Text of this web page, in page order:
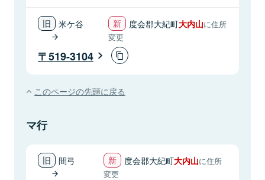
米ケ谷 度会郡大紀町大内山に住所
変更
519-3104
このページの先頭に戻る
マ行
間弓 度会郡大紀町大内山に住所
変更